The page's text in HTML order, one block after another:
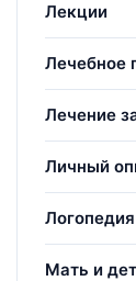
Лекции
Лечебное
Лечение
Личный
Логопедия
Мать и